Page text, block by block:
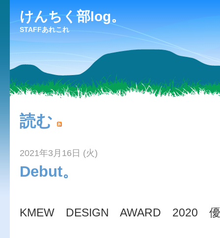
けんちく部log。
STAFFあれこれ
読む
2021年3月16日 (火)
Debut。
KMEW DESIGN AWARD 2020 優